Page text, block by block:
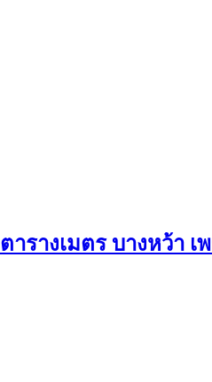
รางเมตร บางหว้า เ